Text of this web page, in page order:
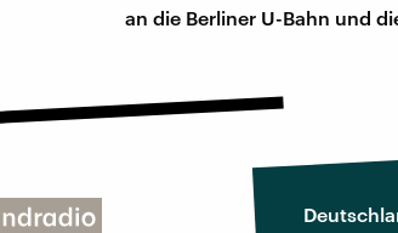
an die Berliner U-Bahn und